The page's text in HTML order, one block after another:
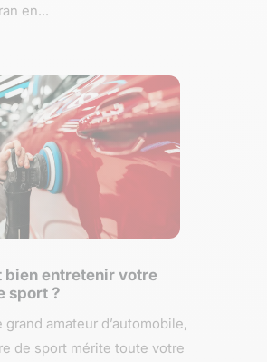
en...
bien entretenir votre
sport ?
grand amateur d’automobile,
de sport mérite toute votre